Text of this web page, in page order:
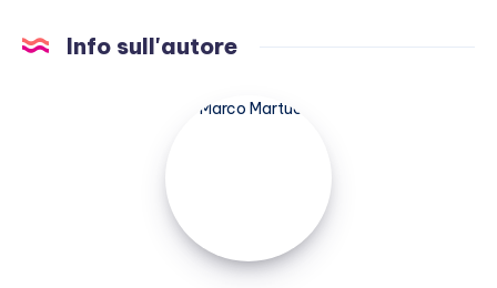
Info sull'autore
Marco